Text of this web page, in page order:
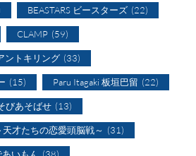
BEASTARS ビースターズ (22)
CLAMP (59)
ントキリング (33)
(15) Paru Itagaki 板垣巴留 (22)
びあそばせ (13)
才たちの恋愛頭脳戦～ (31)